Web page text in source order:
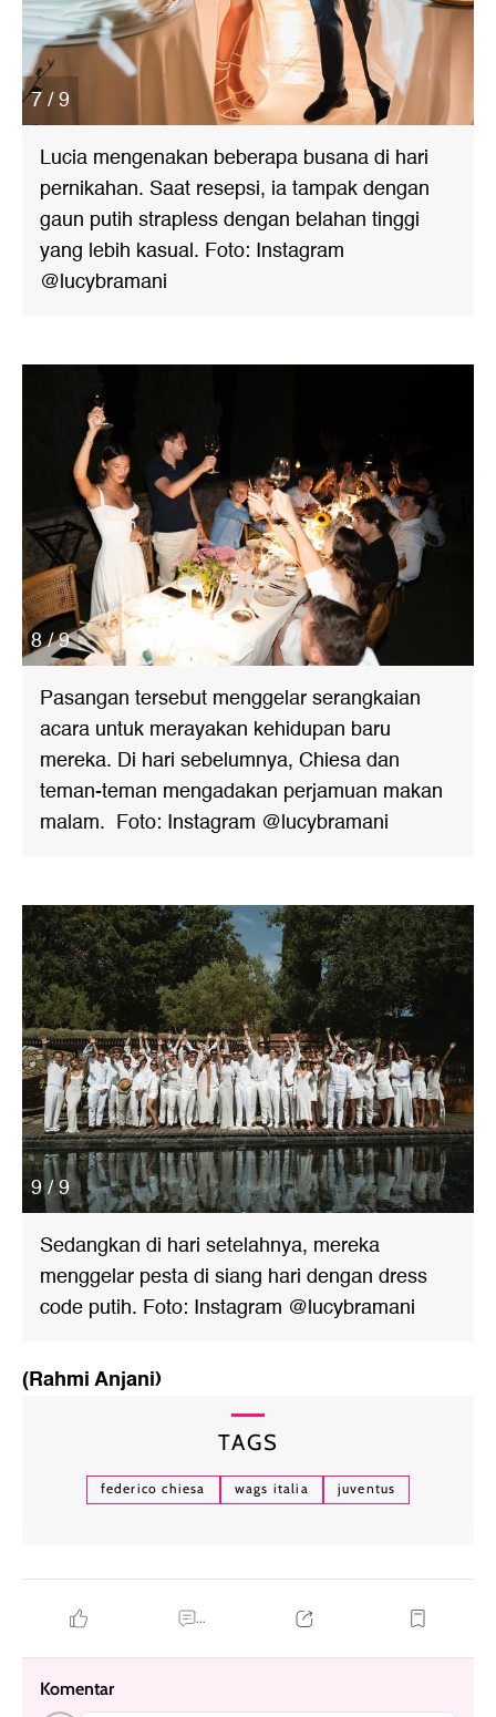
7 / 9
Lucia mengenakan beberapa busana di hari
pernikahan. Saat resepsi, ia tampak dengan
gaun putih strapless dengan belahan tinggi
yang lebih kasual. Foto: Instagram
@lucybramani
8 / 9
Pasangan tersebut menggelar serangkaian
acara untuk merayakan kehidupan baru
mereka. Di hari sebelumnya, Chiesa dan
teman-teman mengadakan perjamuan makan
malam. Foto: Instagram @lucybramani
9 / 9
Sedangkan di hari setelahnya, mereka
menggelar pesta di siang hari dengan dress
code putih. Foto: Instagram @lucybramani
(Rahmi Anjani)
TAGS
federico chiesa wags italia juventus
...
Komentar